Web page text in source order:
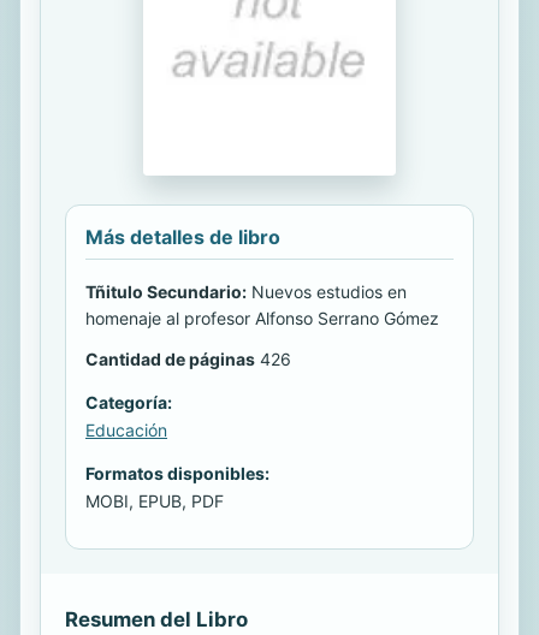
Más detalles de libro
Tñitulo Secundario: Nuevos estudios en
homenaje al profesor Alfonso Serrano Gómez
Cantidad de páginas 426
Categoría:
Educación
Formatos disponibles:
MOBI, EPUB, PDF
Resumen del Libro